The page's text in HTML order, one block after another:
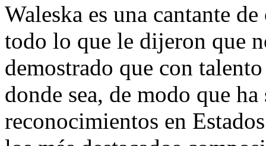
Waleska es una cantante
todo lo que le dijeron que
demostrado que con
donde sea, de modo que
reconocimientos en